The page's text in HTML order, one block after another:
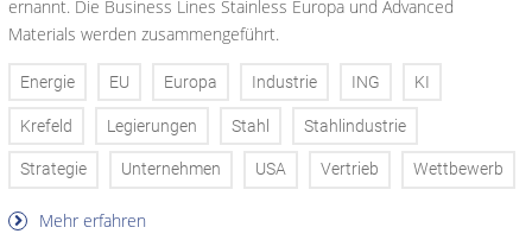
ernannt. Die Business Lines Stainless Europa und Advanced
Materials werden zusammengeführt.
Energie EU Europa Industrie ING KI
Krefeld Legierungen Stahl Stahlindustrie
Strategie Unternehmen USA Vertrieb Wettbewerb
Mehr erfahren